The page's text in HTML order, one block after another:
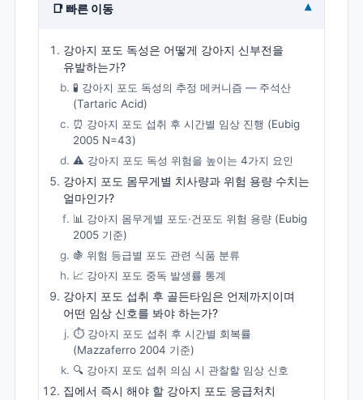
📑 빠른 이동 ▾
강아지 포도 독성은 어떻게 강아지 신부전을
유발하는가?
🧪 강아지 포도 독성의 추정 메커니즘 — 주석산
(Tartaric Acid)
⏰ 강아지 포도 섭취 후 시간별 임상 진행 (Eubig
2005 N=43)
⚠️ 강아지 포도 독성 위험을 높이는 4가지 요인
강아지 포도 몸무게별 치사량과 위험 용량 수치는
얼마인가?
📊 강아지 몸무게별 포도·건포도 위험 용량 (Eubig
2005 기준)
🍇 위험 등급별 포도 관련 식품 분류
📈 강아지 포도 중독 발생률 통계
강아지 포도 섭취 후 골든타임은 언제까지이며
어떤 임상 신호를 봐야 하는가?
⏱️ 강아지 포도 섭취 후 시간별 회복률
(Mazzaferro 2004 기준)
🔍 강아지 포도 섭취 의심 시 관찰할 임상 신호
집에서 즉시 해야 할 강아지 포도 응급처치